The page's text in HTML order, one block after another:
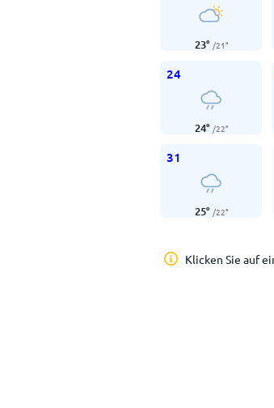
23° /21°
24
24° /22°
31
25° /22°
Klicken Sie auf